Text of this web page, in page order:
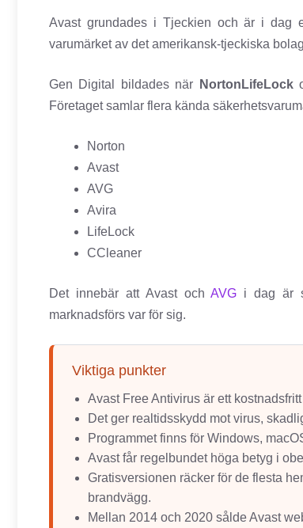
Avast grundades i Tjeckien och är i dag
varumärket av det amerikansk-tjeckiska
Gen Digital bildades när NortonLifeLock
Företaget samlar flera kända
Norton
Avast
AVG
Avira
LifeLock
CCleaner
Det innebär att Avast ochAVG i dag är
marknadsförs var för sig.
Viktiga punkter
Avast Free Antivirus är ett
Det ger realtidsskydd mot virus,
Programmet finns för Windows,
Avast får regelbundet höga betyg i
Gratisversionen räcker för de flesta
brandvägg.
Mellan 2014 och 2020 sålde Avast